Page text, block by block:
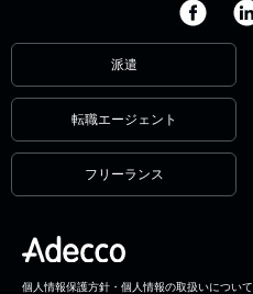
派遣
転職エージェント
フリーランス
個人情報保護方針・個人情報の取扱いについて